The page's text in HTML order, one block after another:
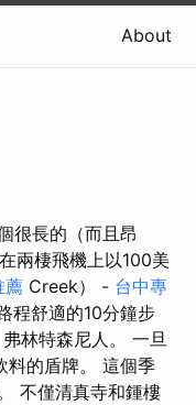
About
很長的（而且昂
兩棲飛機上以100美
薦 Creek） - 台中專
程舒適的10分鐘步
林特森尼人。 一旦
料的盾牌。 這個季
不僅清真寺和鍾樓